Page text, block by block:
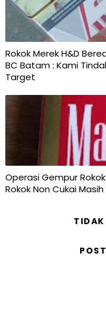
Rokok Merek H&D
BC Batam : Kami
Target
Operasi Gempur
Rokok Non Cukai